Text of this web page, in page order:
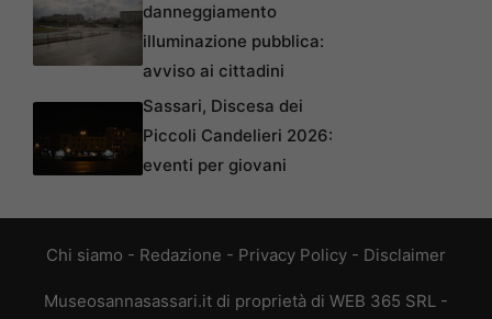
danneggiamento
illuminazione pubblica:
avviso ai cittadini
Sassari, Discesa dei
Piccoli Candelieri 2026:
eventi per giovani
Chi siamo - Redazione - Privacy Policy - Disclaimer
Museosannasassari.it di proprietà di WEB 365 SRL -